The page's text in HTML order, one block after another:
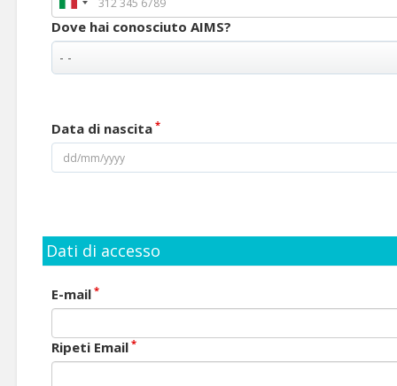
Dove hai conosciuto AIMS?
Data di nascita *
Dati di accesso
E-mail *
Ripeti Email *